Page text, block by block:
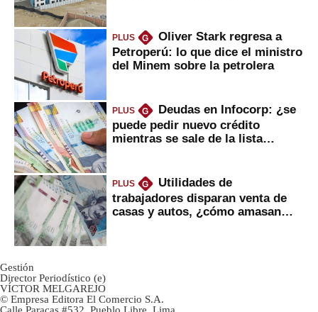
PLUS G
Oliver Stark regresa a
Petroperú: lo que dice el ministro
del Minem sobre la petrolera
PLUS G
Deudas en Infocorp: ¿se
puede pedir nuevo crédito
mientras se sale de la lista
PLUS G
Utilidades de
trabajadores disparan venta de
casas y autos, ¿cómo amasan
Gestión
Director Periodístico (e)
VÍCTOR MELGAREJO
© Empresa Editora El Comercio S.A.